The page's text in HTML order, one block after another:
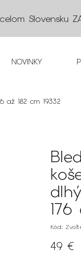
Slovensku
NOVINKY
až 182 cm 19332
Kód:
49 €